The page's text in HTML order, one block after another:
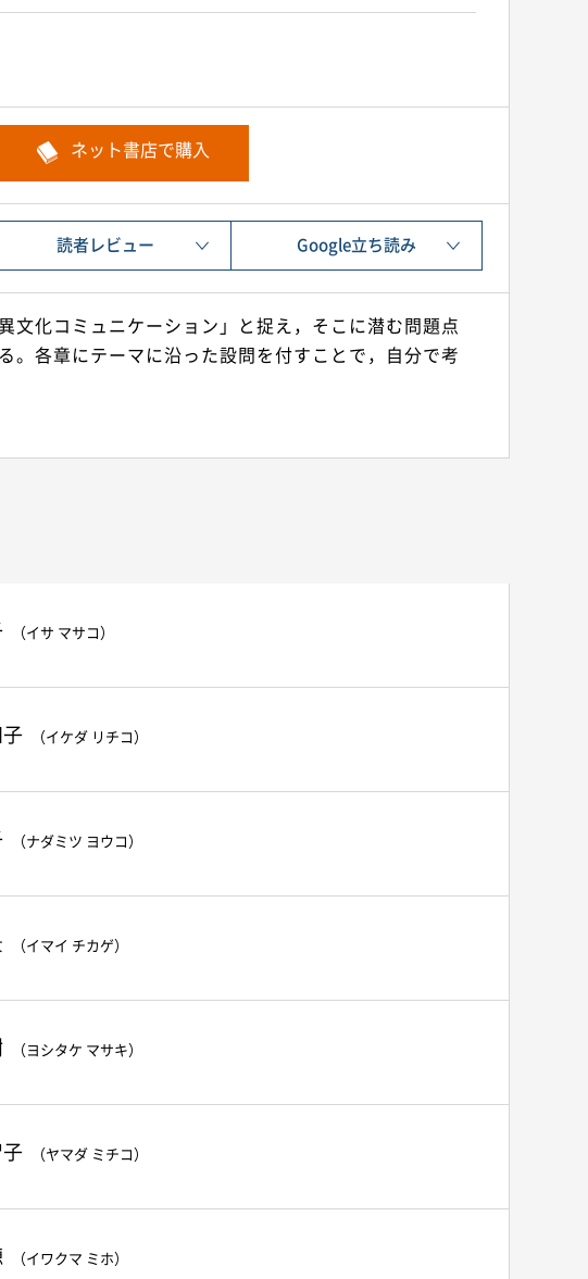
ネット書店で購入
読者レビュー Google立ち読み
化コミュニケーション」と捉え，そこに潜む問題点
。各章にテーマに沿った設問を付すことで，自分で考
（イサ マサコ）
（イケダ リチコ）
（ナダミツ ヨウコ）
（イマイ チカゲ）
（ヨシタケ マサキ）
（ヤマダ ミチコ）
（イワクマ ミホ）